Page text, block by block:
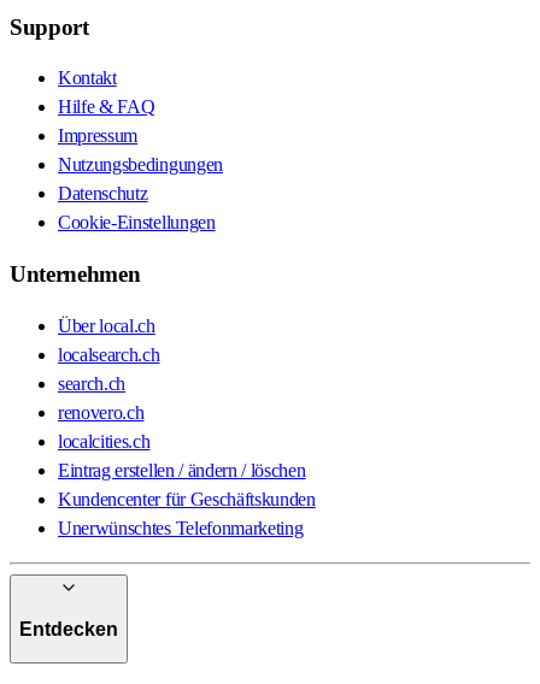
Support
Kontakt
Hilfe & FAQ
Impressum
Nutzungsbedingungen
Datenschutz
Cookie-Einstellungen
Unternehmen
Über local.ch
localsearch.ch
search.ch
renovero.ch
localcities.ch
Eintrag erstellen / ändern / löschen
Kundencenter für Geschäftskunden
Unerwünschtes Telefonmarketing
Entdecken